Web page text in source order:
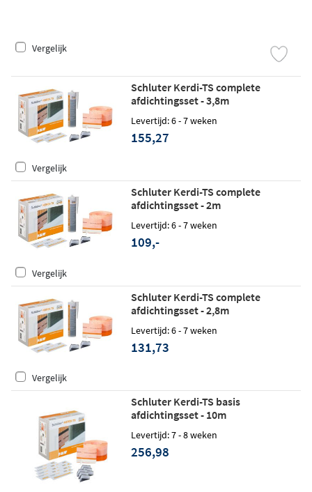
Vergelijk
Schluter Kerdi-TS complete
afdichtingsset - 3,8m
Levertijd: 6 - 7 weken
155,27
Vergelijk
Schluter Kerdi-TS complete
afdichtingsset - 2m
Levertijd: 6 - 7 weken
109,-
Vergelijk
Schluter Kerdi-TS complete
afdichtingsset - 2,8m
Levertijd: 6 - 7 weken
131,73
Vergelijk
Schluter Kerdi-TS basis
afdichtingsset - 10m
Levertijd: 7 - 8 weken
256,98